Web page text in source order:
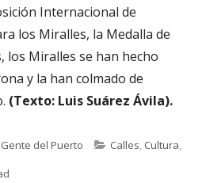
Internacional de
los Miralles, la Medalla de
los Miralles se han hecho
y la han colmado de
(Texto: Luis Suárez Ávila).
Autor
Gente del Puerto Categorías
Calles, Cultura,